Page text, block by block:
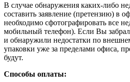
В случае обнаружения каких-либо
составить заявление (претензию) в
необходимо сфотографировать все
мобильный телефон). Если Вы
и обнаружили недостатки по
упаковки уже за пределами офиса,
будут.
Способы оплаты: